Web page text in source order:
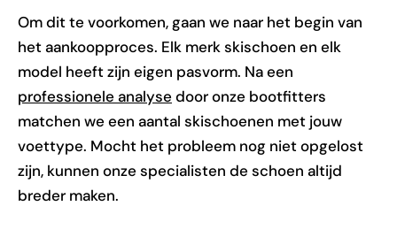
Om dit te voorkomen, gaan we naar het begin van
het aankoopproces. Elk merk skischoen en elk
model heeft zijn eigen pasvorm. Na een
professionele analysedoor onze bootfitters
matchen we een aantal skischoenen met jouw
voettype. Mocht het probleem nog niet opgelost
zijn, kunnen onze specialisten de schoen altijd
breder maken.